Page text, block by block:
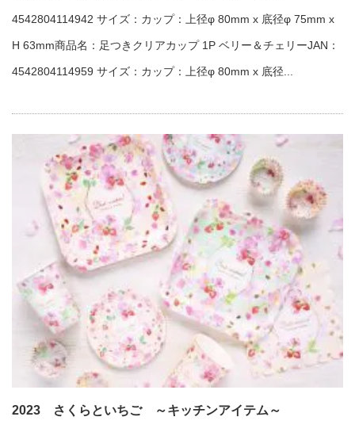
4542804114942 サイズ：カップ：上径φ 80mm x 底径φ 75mm x
H 63mm商品名：足つきクリアカップ 1P ベリー＆チェリーJAN：
4542804114959 サイズ：カップ：上径φ 80mm x 底径...
2023 さくらといちご ～キッチンアイテム～